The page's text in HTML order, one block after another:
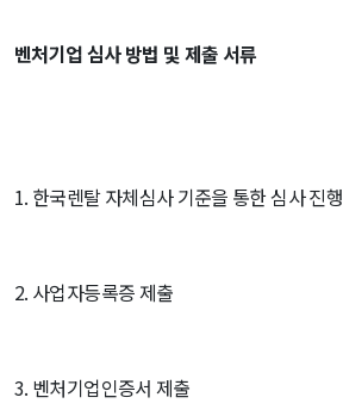
벤처기업 심사 방법 및 제출 서류
1. 한국렌탈 자체심사 기준을 통한 심사 진행
2. 사업자등록증 제출
3. 벤처기업인증서 제출